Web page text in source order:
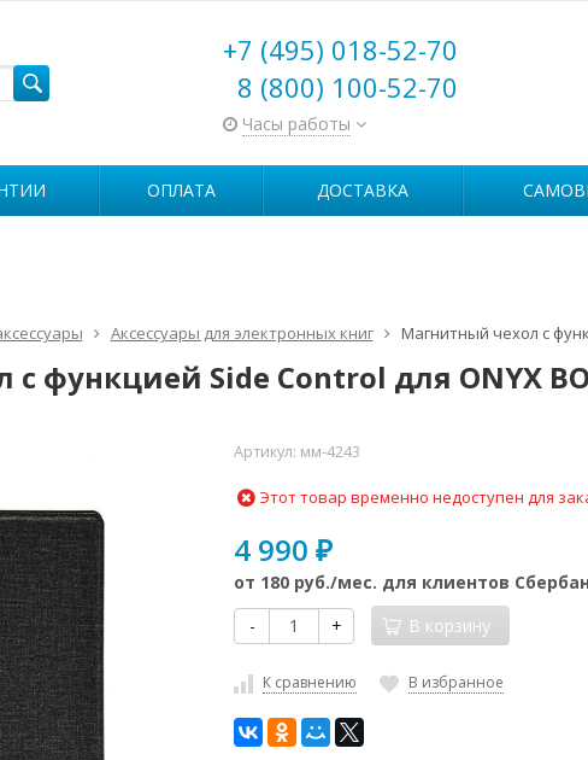
+7 (495) 018-52-70
8 (800) 100-52-70
Часы работы
ОПЛАТА ДОСТАВКА
Аксессуары для электронных книг Магнитный чехол с
функцией Side Control для ONYX
Артикул: мм-4243
Этот товар временно недоступен для
4 990₽
от 180 руб./мес. для клиентов
-
+ В корзину
К сравнению В избранное